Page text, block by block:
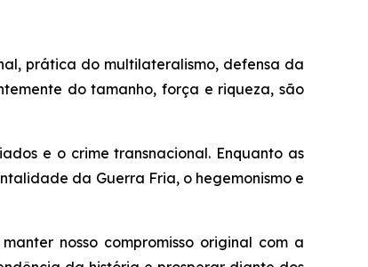
prática do multilateralismo, defensa da
do tamanho, força e riqueza, são
e o crime transnacional. Enquanto as
da Guerra Fria, o hegemonismo e
nosso compromisso original com a